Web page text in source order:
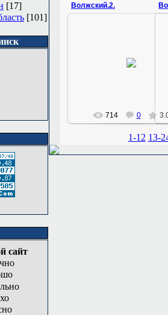
[17]
[101]
сайт
Волжский.2.
конец сентября
714 0
1-12 13-